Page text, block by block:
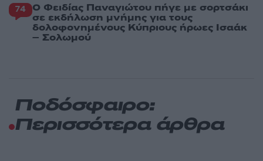
74 Ο Φειδίας Παναγιώτου πήγε με σορτσάκι
σε εκδήλωση μνήμης για τους
δολοφονημένους Κύπριους ήρωες Ισαάκ
– Σολωμού
Ποδόσφαιρο:
Περισσότερα άρθρα